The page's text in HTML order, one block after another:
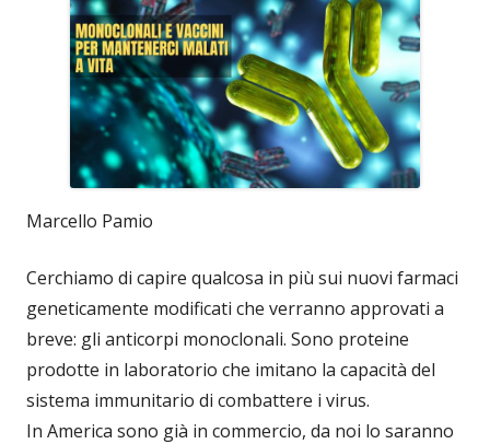
una
nuova
finestra
una
nuova
finestra
una
nuova
finestra
una
nuova
finestra
una
nuova
finestra
n
di
vi
di
Marcello Pamio
Cerchiamo di capire qualcosa in più sui nuovi farmaci
geneticamente modificati che verranno approvati a
breve: gli anticorpi monoclonali. Sono proteine
prodotte in laboratorio che imitano la capacità del
sistema immunitario di combattere i virus.
In America sono già in commercio, da noi lo saranno